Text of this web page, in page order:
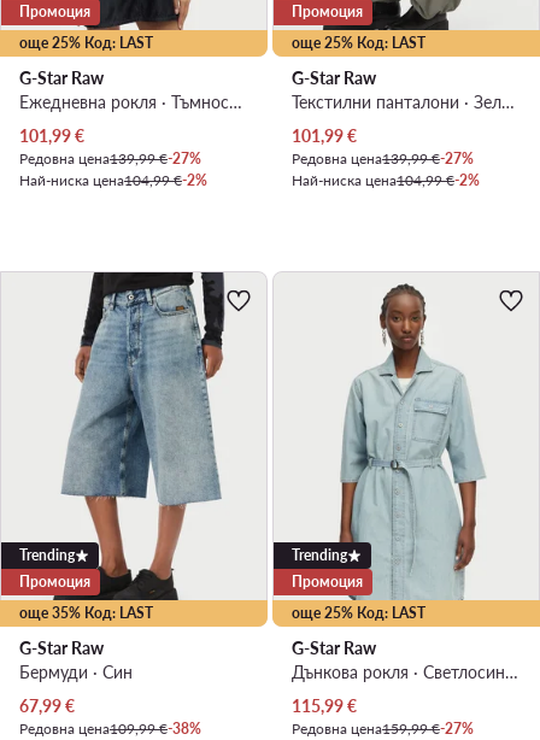
още 25% Код: LAST
Промоция
G-Star Raw
Ежедневна рокля · Тъмносин · Мини
Актуална цена
101,99€
Редовна цена139,99 €-27%
Най-ниска цена104,99 €-2%
още 25% Код: LAST
Промоция
G-Star Raw
Текстилни панталони · Зелен · Relaxed Fit
Актуална цена
101,99€
Редовна цена139,99 €-27%
Най-ниска цена104,99 €-2%
още 35% Код: LAST
Trending
Промоция
G-Star Raw
Бермуди · Син
Актуална цена
67,99€
Редовна цена109,99 €-38%
още 25% Код: LAST
Trending
Промоция
G-Star Raw
Дънкова рокля · Светлосин · Мини
Актуална цена
115,99€
Редовна цена159,99 €-27%